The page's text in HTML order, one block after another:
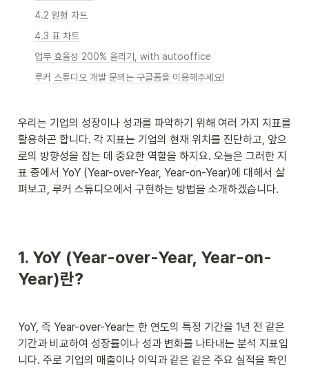
4.2 원형 차트
4.3 표 차트
업무 효율성 200% 올리기, with autooffice
루커 스튜디오 개발 문의는 구글폼을 이용해주세요!
우리는 기업의 성장이나 성과를 파악하기 위해 여러 가지 지표를
활용하곤 합니다. 각 지표는 기업의 현재 위치를 진단하고, 앞으
로의 방향성을 잡는 데 중요한 역할을 하지요. 오늘은 그러한 지
표 중에서 YoY (Year-over-Year, Year-on-Year)에 대해서 살
펴보고, 루커 스튜디오에서 구현하는 방법을 소개하겠습니다.
1. YoY (Year-over-Year, Year-on-
Year)란?
YoY, 즉 Year-over-Year는 한 연도의 특정 기간을 1년 전 같은
기간과 비교하여 성장률이나 성과 변화를 나타내는 분석 지표입
니다. 주로 기업의 매출이나 이익과 같은 같은 주요 실적을 확인